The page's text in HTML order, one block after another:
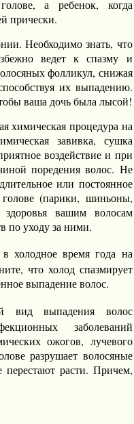
а ребенок, когда
прически.
Необходимо знать, что
ведет к спазму и
фолликул, снижая
их выпадению.
ваша дочь была лысой!
химическая процедура на
завивка, сушка
воздействие и при
поредения волос. Не
или постоянное
(парики, шиньоны,
вашим волосам
по уходу за ними.
холодное время года на
что холод спазмирует
выпадение волос.
вид выпадения волос
заболеваний
ожогов, лучевого
разрушает волосяные
расти. Причем,